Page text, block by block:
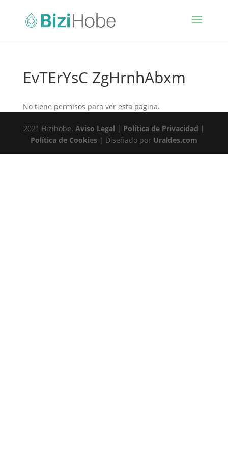
EvTErYsC ZgHrnhAbxm
No tiene permisos para ver esta pagina.
2021 Bizihobe. Aviso Legal | Política de Privacidad |
Política de Cookies| Diseñado por Uraldes.com